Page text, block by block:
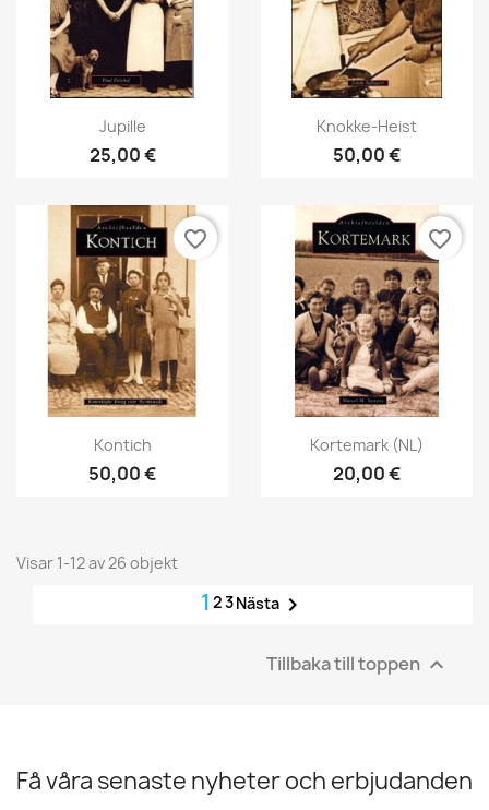
Snabbvy
Jupille
25,00 €
Snabbvy
Knokke-Heist
50,00 €
Snabbvy
Kontich
50,00 €
favorite_border
Snabbvy
Kortemark (NL)
20,00 €
favorite_border
Visar 1-12 av 26 objekt
1 23Nästa
Tillbaka till toppen 
Få våra senaste nyheter och erbjudanden